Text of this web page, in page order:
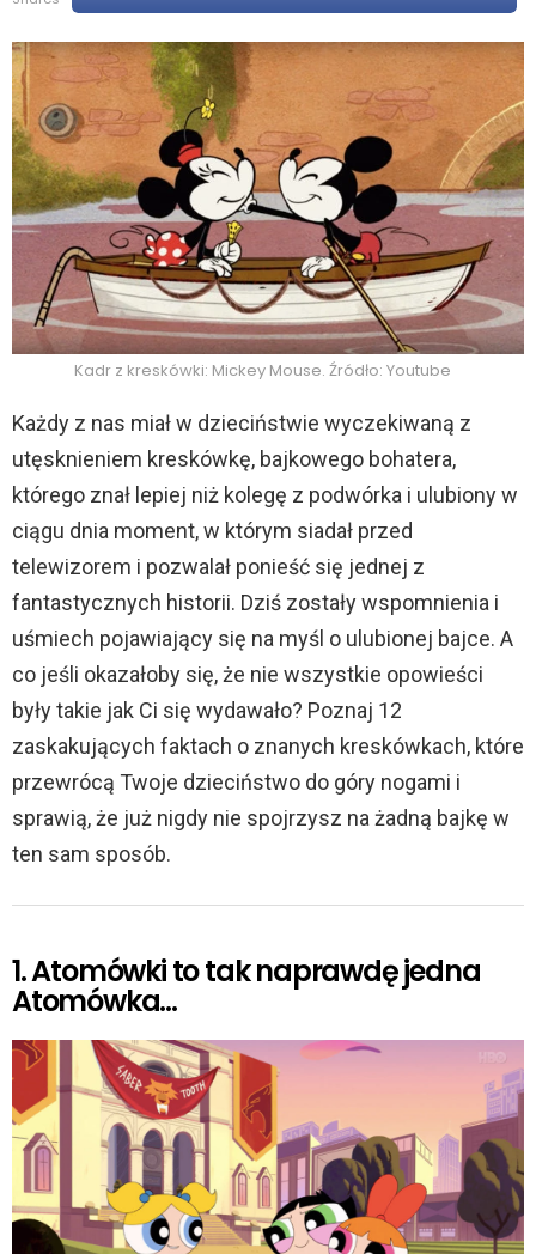
Kadr z kreskówki: Mickey Mouse. Źródło: Youtube
Każdy z nas miał w dzieciństwie wyczekiwaną z
utęsknieniem kreskówkę, bajkowego bohatera,
którego znał lepiej niż kolegę z podwórka i ulubiony w
ciągu dnia moment, w którym siadał przed
telewizorem i pozwalał ponieść się jednej z
fantastycznych historii. Dziś zostały wspomnienia i
uśmiech pojawiający się na myśl o ulubionej bajce. A
co jeśli okazałoby się, że nie wszystkie opowieści
były takie jak Ci się wydawało? Poznaj 12
zaskakujących faktach o znanych kreskówkach, które
przewrócą Twoje dzieciństwo do góry nogami i
sprawią, że już nigdy nie spojrzysz na żadną bajkę w
ten sam sposób.
1. Atomówki to tak naprawdę jedna
Atomówka…